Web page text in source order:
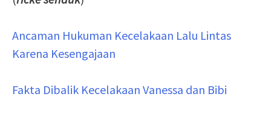
Ancaman Hukuman Kecelakaan Lalu Lintas
Karena Kesengajaan
Fakta Dibalik Kecelakaan Vanessa dan Bibi